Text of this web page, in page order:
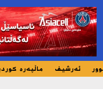
ئەرشیف ماڵپەرە